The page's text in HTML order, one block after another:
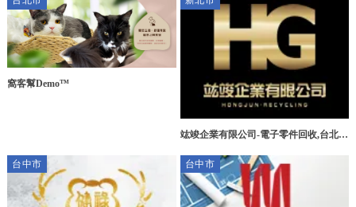
窩客幫Demo™
竑竣企業有限公司-電子零件回收,台北電
電子零件回收
台中市 台中市